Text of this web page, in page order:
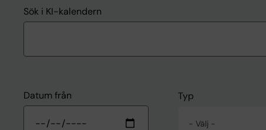
Sök i KI-kalendern
Datum från Typ
- Välj -